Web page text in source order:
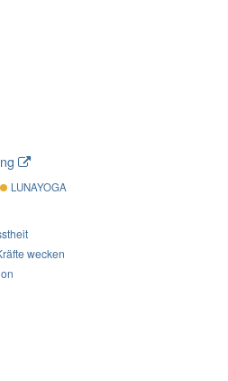
LUNAYOGA
wecken